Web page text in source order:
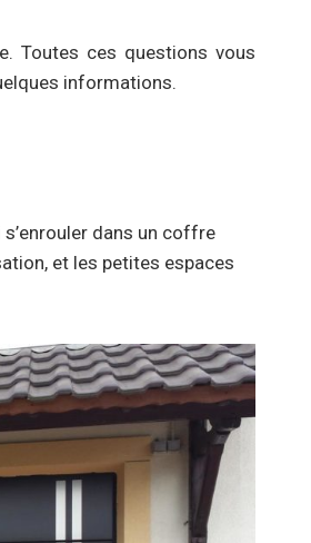
Toutes ces questions vous
informations.
dans un coffre
et les petites espaces